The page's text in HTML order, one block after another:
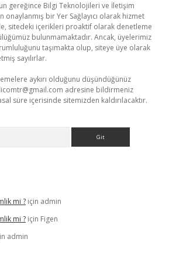
gereğince Bilgi Teknolojileri ve İletişim
onaylanmış bir Yer Sağlayıcı olarak hizmet
sitedeki içerikleri proaktif olarak denetleme
bulunmamaktadır. Ancak, üyelerimiz
taşımakta olup, siteye üye olarak
sayılırlar.
aykırı olduğunu düşündüğünüz
adresine bildirmeniz
süre içerisinde sitemizden kaldırılacaktır.
mi ? için admin
mi ? için Figen
admin